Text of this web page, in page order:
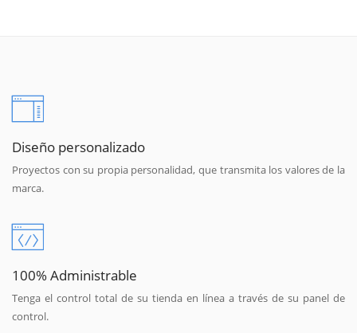
Diseño personalizado
Proyectos con su propia personalidad, que transmita los valores de la
marca.
100% Administrable
Tenga el control total de su tienda en línea a través de su panel de
control.